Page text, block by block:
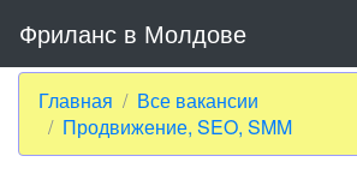
Фриланс в Молдове
Главная
Все вакансии
Продвижение, SEO, SMM